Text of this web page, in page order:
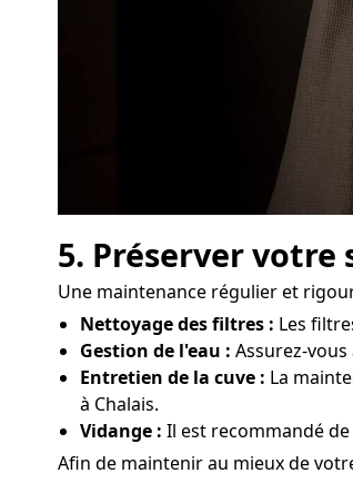
5. Préserver votre
Une maintenance régulier et
Nettoyage des filtres : Les
Gestion de l'eau : Assurez-
Entretien de la cuve : La
à Chalais.
Vidange : Il est recommandé
Afin de maintenir au mieux de